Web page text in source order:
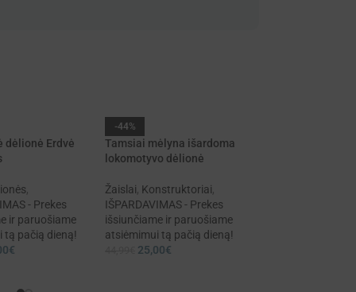
dėlionė Erdvė
,
- Prekes
ir paruošiame
tą pačią dieną!
€
-44%
Tamsiai mėlyna išardoma
lokomotyvo dėlionė
Žaislai, Konstruktoriai,
IŠPARDAVIMAS - Prekes
išsiunčiame ir paruošiame
atsiėmimui tą pačią dieną!
25,00€